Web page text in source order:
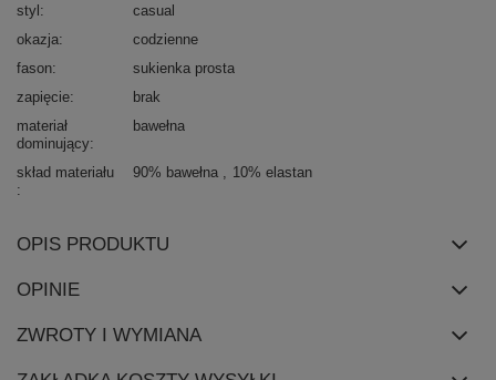
styl
casual
okazja
codzienne
fason
sukienka prosta
zapięcie
brak
materiał
dominujący
bawełna
skład materiału 90% bawełna 10% elastan
OPIS PRODUKTU
OPINIE
ZWROTY I WYMIANA